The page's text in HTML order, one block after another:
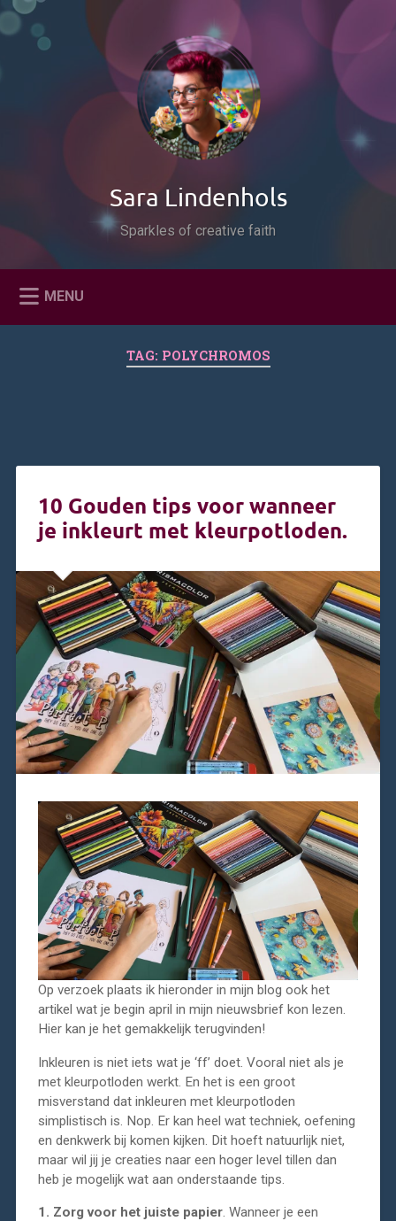
Naar
inhoud
Zoeken
Sara Lindenhols
Sparkles of creative faith
MENU
TAG: POLYCHROMOS
10 Gouden tips voor wanneer
je inkleurt met kleurpotloden.
Op verzoek plaats ik hieronder in mijn blog ook het
artikel wat je begin april in mijn nieuwsbrief kon lezen.
Hier kan je het gemakkelijk terugvinden!
Inkleuren is niet iets wat je ‘ff’ doet. Vooral niet als je
met kleurpotloden werkt. En het is een groot
misverstand dat inkleuren met kleurpotloden
simplistisch is. Nop. Er kan heel wat techniek, oefening
en denkwerk bij komen kijken. Dit hoeft natuurlijk niet,
maar wil jij je creaties naar een hoger level tillen dan
heb je mogelijk wat aan onderstaande tips.
1. Zorg voor het juiste papier. Wanneer je een